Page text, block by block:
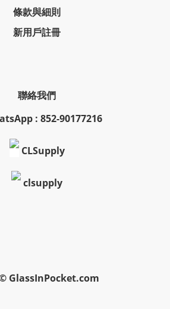
條款與細則
新用戶註冊
聯絡我們
: 852-90177216
CLSupply
clsupply
GlassInPocket.com